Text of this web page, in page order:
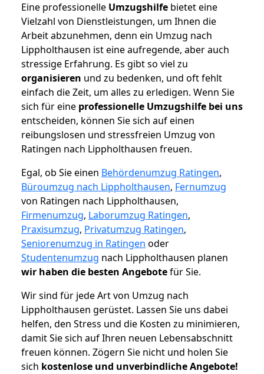
Eine professionelle Umzugshilfe bietet eine
Vielzahl von Dienstleistungen, um Ihnen die
Arbeit abzunehmen, denn ein Umzug nach
Lippholthausen ist eine aufregende, aber auch
stressige Erfahrung. Es gibt so viel zu
organisieren und zu bedenken, und oft fehlt
einfach die Zeit, um alles zu erledigen. Wenn Sie
sich für eine professionelle Umzugshilfe bei uns
entscheiden, können Sie sich auf einen
reibungslosen und stressfreien Umzug von
Ratingen nach Lippholthausen freuen.
Egal, ob Sie einen Behördenumzug Ratingen,
Büroumzug nach Lippholthausen, Fernumzug
von Ratingen nach Lippholthausen,
Firmenumzug, Laborumzug Ratingen,
Praxisumzug, Privatumzug Ratingen,
Seniorenumzug in Ratingen oder
Studentenumzug nach Lippholthausen planen
wir haben die besten Angebotefür Sie.
Wir sind für jede Art von Umzug nach
Lippholthausen gerüstet. Lassen Sie uns dabei
helfen, den Stress und die Kosten zu minimieren,
damit Sie sich auf Ihren neuen Lebensabschnitt
freuen können. Zögern Sie nicht und holen Sie
sich kostenlose und unverbindliche Angebote!